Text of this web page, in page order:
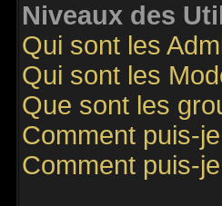
Niveaux des
Qui sont les
Qui sont les
Que sont les
Comment puis-
Comment puis-